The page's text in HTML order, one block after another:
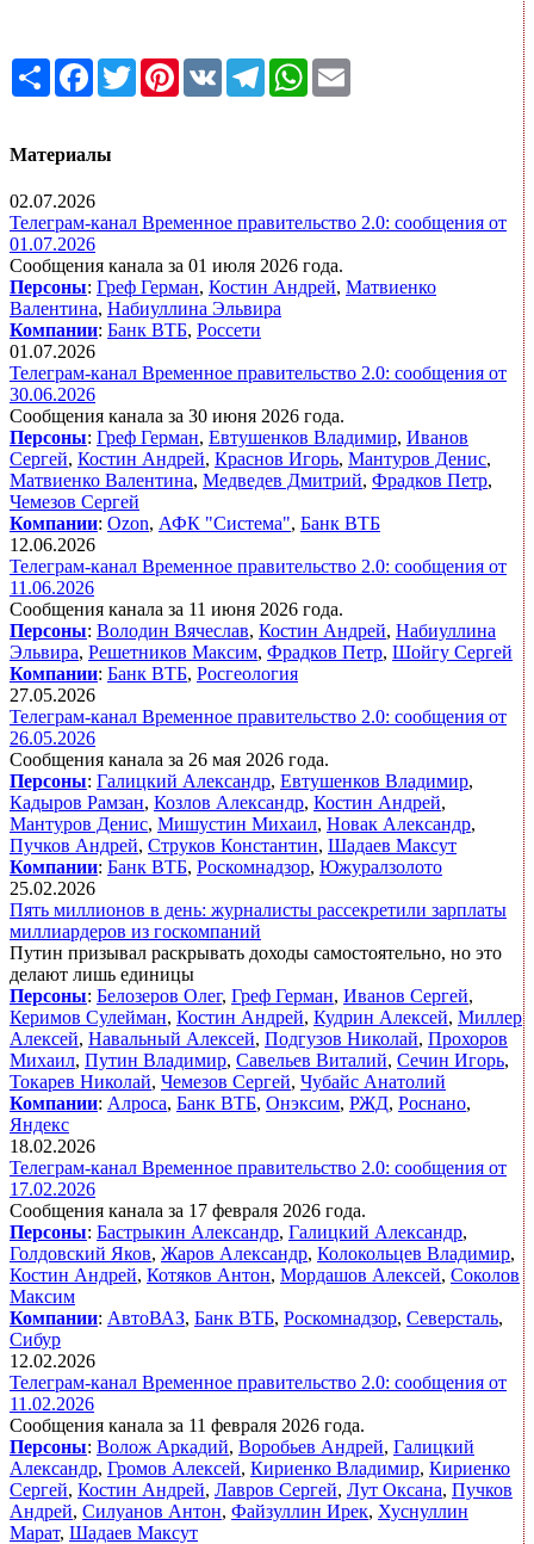
Share Facebook
TwitterPinterest
VK TelegramWhatsApp
Материалы
02.07.2026
Телеграм-канал Временное правительство 2.0: сообщения от
01.07.2026
Сообщения канала за 01 июля 2026 года.
Персоны: Греф Герман, Костин Андрей, Матвиенко
Валентина, Набиуллина Эльвира
Компании: Банк ВТБ, Россети
01.07.2026
Телеграм-канал Временное правительство 2.0: сообщения от
30.06.2026
Сообщения канала за 30 июня 2026 года.
Персоны: Греф Герман, Евтушенков Владимир, Иванов
Сергей, Костин Андрей, Краснов Игорь, Мантуров Денис,
Матвиенко Валентина, Медведев Дмитрий, Фрадков Петр,
Чемезов Сергей
Компании: Ozon, АФК "Система", Банк ВТБ
12.06.2026
Телеграм-канал Временное правительство 2.0: сообщения от
11.06.2026
Сообщения канала за 11 июня 2026 года.
Персоны: Володин Вячеслав, Костин Андрей, Набиуллина
Эльвира, Решетников Максим, Фрадков Петр, Шойгу Сергей
Компании: Банк ВТБ, Росгеология
27.05.2026
Телеграм-канал Временное правительство 2.0: сообщения от
26.05.2026
Сообщения канала за 26 мая 2026 года.
Персоны: Галицкий Александр, Евтушенков Владимир,
Кадыров Рамзан, Козлов Александр, Костин Андрей,
Мантуров Денис, Мишустин Михаил, Новак Александр,
Пучков Андрей, Струков Константин, Шадаев Максут
Компании: Банк ВТБ, Роскомнадзор, Южуралзолото
25.02.2026
Пять миллионов в день: журналисты рассекретили зарплаты
миллиардеров из госкомпаний
Путин призывал раскрывать доходы самостоятельно, но это
делают лишь единицы
Персоны: Белозеров Олег, Греф Герман, Иванов Сергей,
Керимов Сулейман, Костин Андрей, Кудрин Алексей, Миллер
Алексей, Навальный Алексей, Подгузов Николай, Прохоров
Михаил, Путин Владимир, Савельев Виталий, Сечин Игорь,
Токарев Николай, Чемезов Сергей, Чубайс Анатолий
Компании: Алроса, Банк ВТБ, Онэксим, РЖД, Роснано,
Яндекс
18.02.2026
Телеграм-канал Временное правительство 2.0: сообщения от
17.02.2026
Сообщения канала за 17 февраля 2026 года.
Персоны: Бастрыкин Александр, Галицкий Александр,
Голдовский Яков, Жаров Александр, Колокольцев Владимир,
Костин Андрей, Котяков Антон, Мордашов Алексей, Соколов
Максим
Компании: АвтоВАЗ, Банк ВТБ, Роскомнадзор, Северсталь,
Сибур
12.02.2026
Телеграм-канал Временное правительство 2.0: сообщения от
11.02.2026
Сообщения канала за 11 февраля 2026 года.
Персоны: Волож Аркадий, Воробьев Андрей, Галицкий
Александр, Громов Алексей, Кириенко Владимир, Кириенко
Сергей, Костин Андрей, Лавров Сергей, Лут Оксана, Пучков
Андрей, Силуанов Антон, Файзуллин Ирек, Хуснуллин
Марат, Шадаев Максут